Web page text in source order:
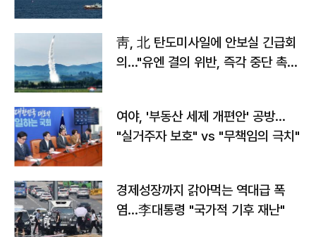
靑, 北 탄도미사일에 안보실 긴급회
의…"유엔 결의 위반, 즉각 중단 촉
여야, '부동산 세제 개편안' 공방…
"실거주자 보호" vs "무책임의 극치"
경제성장까지 갉아먹는 역대급 폭
염…李대통령 "국가적 기후 재난"